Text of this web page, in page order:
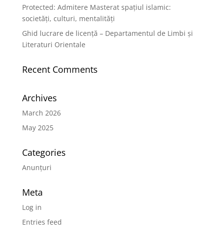
Protected: Admitere Masterat spațiul islamic:
societăți, culturi, mentalități
Ghid lucrare de licență – Departamentul de Limbi și
Literaturi Orientale
Recent Comments
Archives
March 2026
May 2025
Categories
Anunțuri
Meta
Log in
Entries feed